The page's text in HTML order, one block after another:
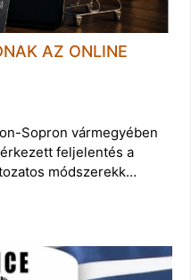
AZ ONLINE
Sopron vármegyében
feljelentés a
módszerekk…